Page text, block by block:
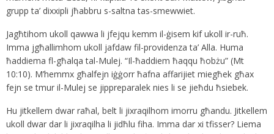
grupp ta’ dixxipli jħabbru s-saltna tas-smewwiet.
Jagħtihom ukoll qawwa li jfejqu kemm il-ġisem kif ukoll ir-ruħ.
Imma jgħallimhom ukoll jafdaw fil-providenza ta’ Alla. Huma
ħaddiema fl-għalqa tal-Mulej. “Il-ħaddiem ħaqqu ħobżu” (Mt
10:10). M’hemmx għalfejn iġġorr ħafna affarijiet miegħek għax
fejn se tmur il-Mulej se jippreparalek nies li se jieħdu ħsiebek.
Hu jitkellem dwar raħal, belt li jixraqilhom imorru għandu. Jitkellem
ukoll dwar dar li jixraqilha li jidħlu fiha. Imma dar xi tfisser? Liema